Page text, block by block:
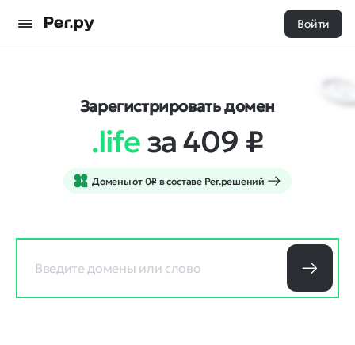
Войти
Зарегистрировать домен
.lifeза 409 ₽
Домены от 0₽ в составе Рег.решений